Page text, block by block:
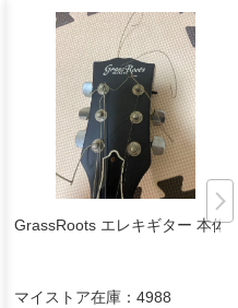
GrassRoots エレキギター 本体
マイストア在庫： 4988